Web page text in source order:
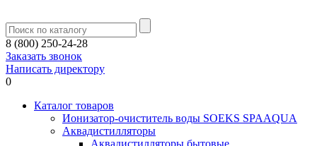
8 (800) 250-24-28
Заказать звонок
Написать директору
0
Каталог товаров
Ионизатор-очиститель воды SOEKS SPAAQUA
Аквадистилляторы
Аквадистилляторы бытовые